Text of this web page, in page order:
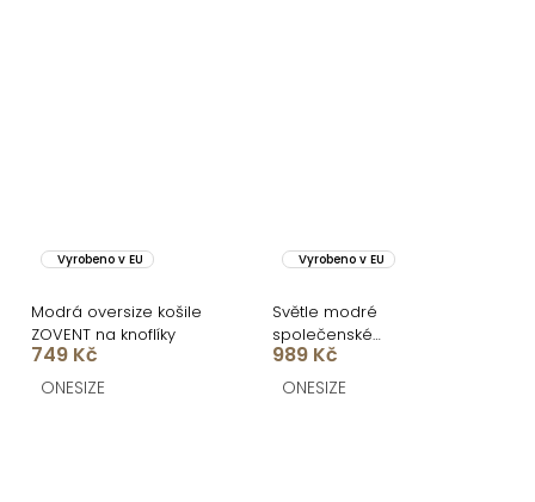
Vyrobeno v EU
Modrá oversize košile
ZOVENT na knoflíky
749 Kč
ONESIZE
Vyrobeno v EU
Světle modré
společenské
jednoduché dlouhé šaty
TEMIRA
989 Kč
ONESIZE